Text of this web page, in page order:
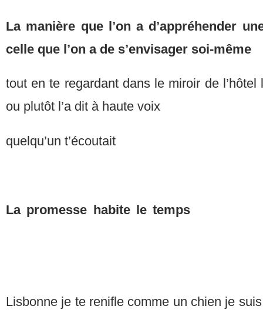
La manière que l’on a d’appréhender
celle que l’on a de
tout en te regardant dans le miroir de
ou plutôt l’a dit à haute voix
quelqu’un t’écoutait
La promesse
Lisbonne je te renifle comme un chien je suis